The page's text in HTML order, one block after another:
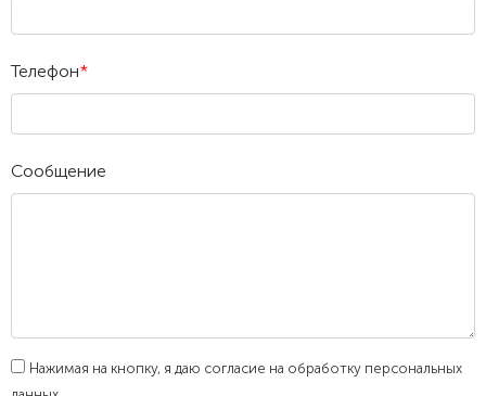
Телефон*
Сообщение
Нажимая на кнопку, я даю согласие на обработку персональных